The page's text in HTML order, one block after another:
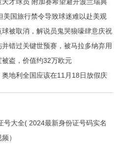
国旅行禁令导致球迷难以赴美观
被取消，解说员鬼哭狼嚎肆意庆祝
错过关键世预赛，被马拉多纳弃用
盗，价值约32万欧元
地利全国应该在11月18日放假庆
号大全( 2024最新身份证号码实名
）